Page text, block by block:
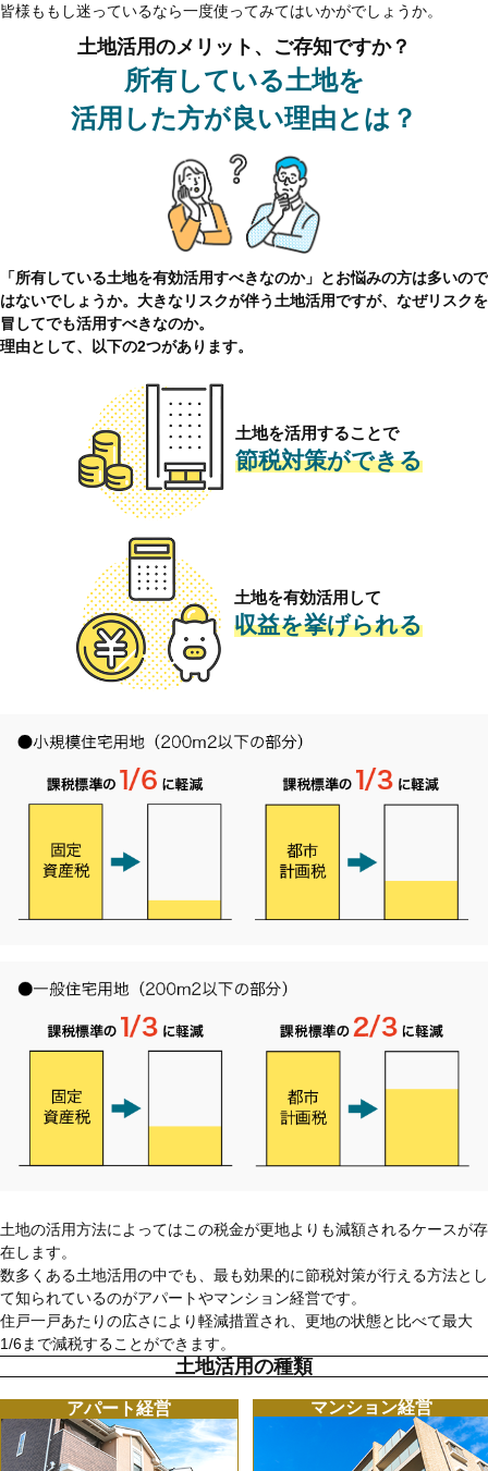
皆様ももし迷っているなら一度使ってみてはいかがでしょうか。
土地活用のメリット、ご存知ですか？
所有している土地を
活用した方が良い理由とは？
「所有している土地を有効活用すべきなのか」とお悩みの方は多いので
はないでしょうか。大きなリスクが伴う土地活用ですが、なぜリスクを
冒してでも活用すべきなのか。
理由として、以下の2つがあります。
土地を活用することで
節税対策ができる
土地を有効活用して
収益を挙げられる
土地の活用方法によってはこの税金が更地よりも減額されるケースが存
在します。
数多くある土地活用の中でも、最も効果的に節税対策が行える方法とし
て知られているのがアパートやマンション経営です。
住戸一戸あたりの広さにより軽減措置され、更地の状態と比べて最大
1/6まで減税することができます。
土地活用の種類
アパート経営 マンション経営